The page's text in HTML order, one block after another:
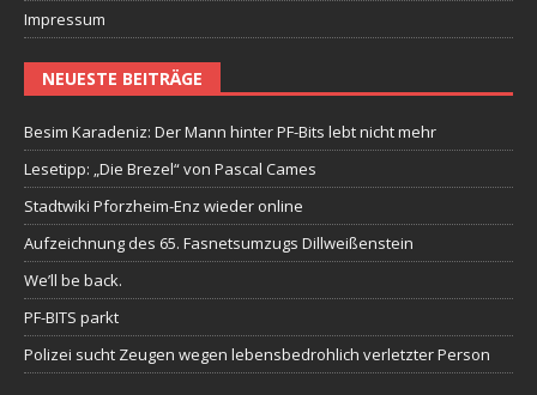
Impressum
NEUESTE BEITRÄGE
Besim Karadeniz: Der Mann hinter PF-Bits lebt nicht mehr
Lesetipp: „Die Brezel“ von Pascal Cames
Stadtwiki Pforzheim-Enz wieder online
Aufzeichnung des 65. Fasnetsumzugs Dillweißenstein
We’ll be back.
PF-BITS parkt
Polizei sucht Zeugen wegen lebensbedrohlich verletzter Person